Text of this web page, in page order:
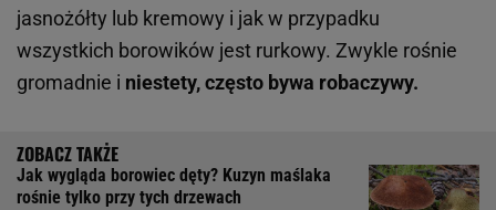
jasnożółty lub kremowy i jak w przypadku
wszystkich borowików jest rurkowy. Zwykle rośnie
gromadnie i niestety, często bywa robaczywy.
Jak wygląda borowiec dęty? Kuzyn maślaka
rośnie tylko przy tych drzewach